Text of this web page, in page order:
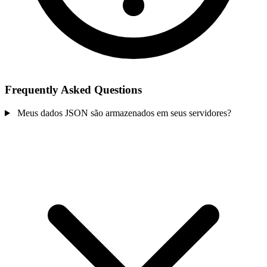
Frequently Asked Questions
Meus dados JSON são armazenados em seus servidores?